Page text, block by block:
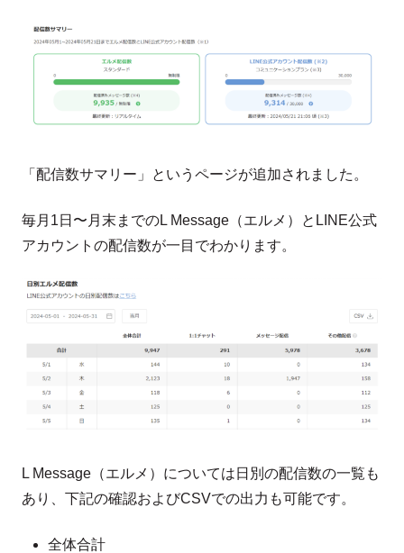
「配信数サマリー」というページが追加されました。
毎月1日〜月末までのL Message（エルメ）とLINE公式
アカウントの配信数が一目でわかります。
L Message（エルメ）については日別の配信数の一覧も
あり、下記の確認およびCSVでの出力も可能です。
全体合計